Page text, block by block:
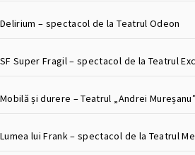
Delirium – spectacol de la Teatrul Odeon
SF Super Fragil – spectacol de la Teatrul
Mobilă și durere – Teatrul „Andrei
Lumea lui Frank – spectacol de la Teatrul